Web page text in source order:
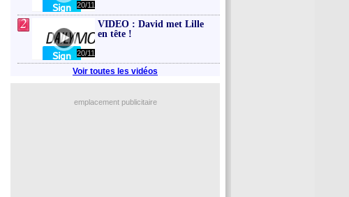
20/11
2
20/11
VIDEO : David met Lille
en tête !
Voir toutes les vidéos
emplacement publicitaire